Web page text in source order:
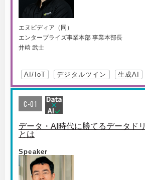
エヌビディア（同）
エンタープライズ事業本部 事業本部長
井﨑 武士
AI/IoT デジタルツイン 生成AI
C-01
データ・AI時代に勝てるデータド
とは
Speaker